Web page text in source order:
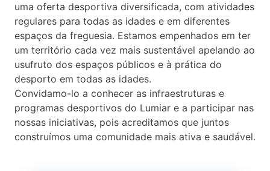
uma oferta desportiva diversificada, com atividades
regulares para todas as idades e em diferentes
espaços da freguesia. Estamos empenhados em ter
um território cada vez mais sustentável apelando ao
usufruto dos espaços públicos e à prática do
desporto em todas as idades.
Convidamo-lo a conhecer as infraestruturas e
programas desportivos do Lumiar e a participar nas
nossas iniciativas, pois acreditamos que juntos
construímos uma comunidade mais ativa e saudável.